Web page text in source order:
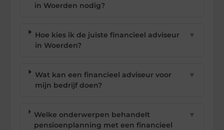
in Woerden nodig?
Hoe kies ik de juiste financieel adviseur
in Woerden?
▼
Wat kan een financieel adviseur voor
mijn bedrijf doen?
▼
Welke onderwerpen behandelt
pensioenplanning met een financieel
▼